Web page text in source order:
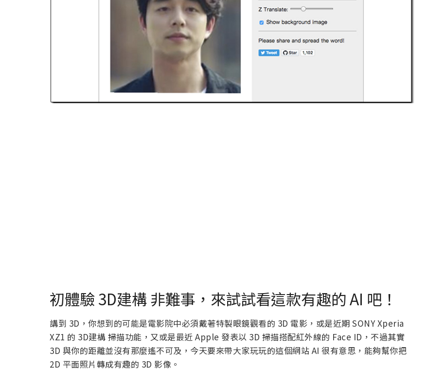
初體驗 3D建構 非難事，來試試看這款有趣的 AI 吧！
講到 3D，你想到的可能是電影院中必須戴著特製眼鏡觀看的 3D 電影，或是近期 SONY Xperia
XZ1 的 3D建構 掃描功能，又或是最近 Apple 發表以 3D 掃描搭配紅外線的 Face ID，不過其實
3D 與你的距離並沒有那麼遙不可及，今天要來帶大家玩玩的這個網站 AI 很有意思，能夠幫你把
2D 平面照片轉成有趣的 3D 影像。